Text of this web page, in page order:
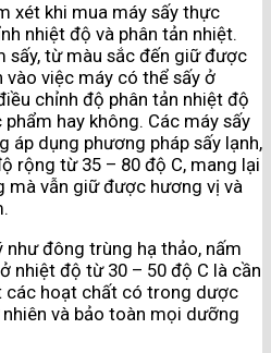
xét khi mua máy sấy thực
nhiệt độ và phân tản nhiệt.
sấy, từ màu sắc đến giữ được
việc máy có thể sấy ở
chỉnh độ phân tản nhiệt độ
hay không. Các máy sấy
áp dụng phương pháp sấy lạnh,
rộng từ 35 – 80 độ C, mang lại
mà vẫn giữ được hương vị và
đông trùng hạ thảo, nấm
nhiệt độ từ 30 – 50 độ C là cần
các hoạt chất có trong dược
và bảo toàn mọi dưỡng